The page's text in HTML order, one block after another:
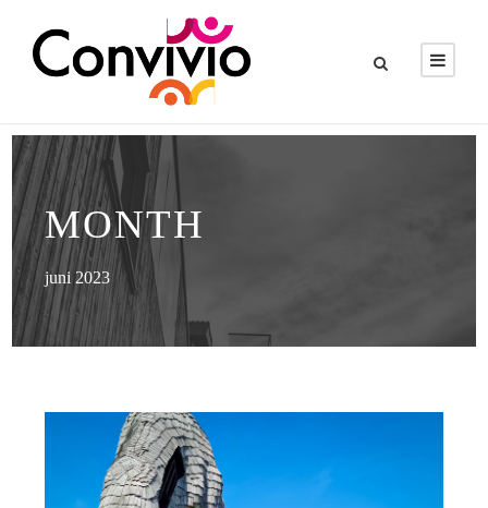
MONTH
juni 2023